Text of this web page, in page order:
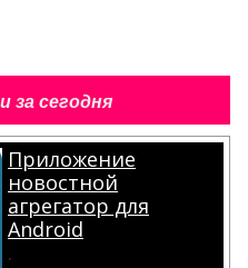
за сегодня
Приложение
новостной
агрегатор для
Android
.